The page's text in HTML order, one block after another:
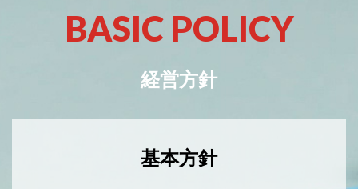
BASIC POLICY
経営方針
基本方針